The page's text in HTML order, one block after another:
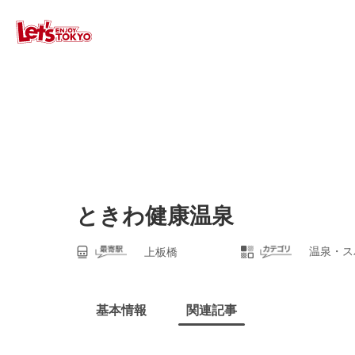
ときわ健康温泉
上板橋 温泉・
基本情報 関連記事